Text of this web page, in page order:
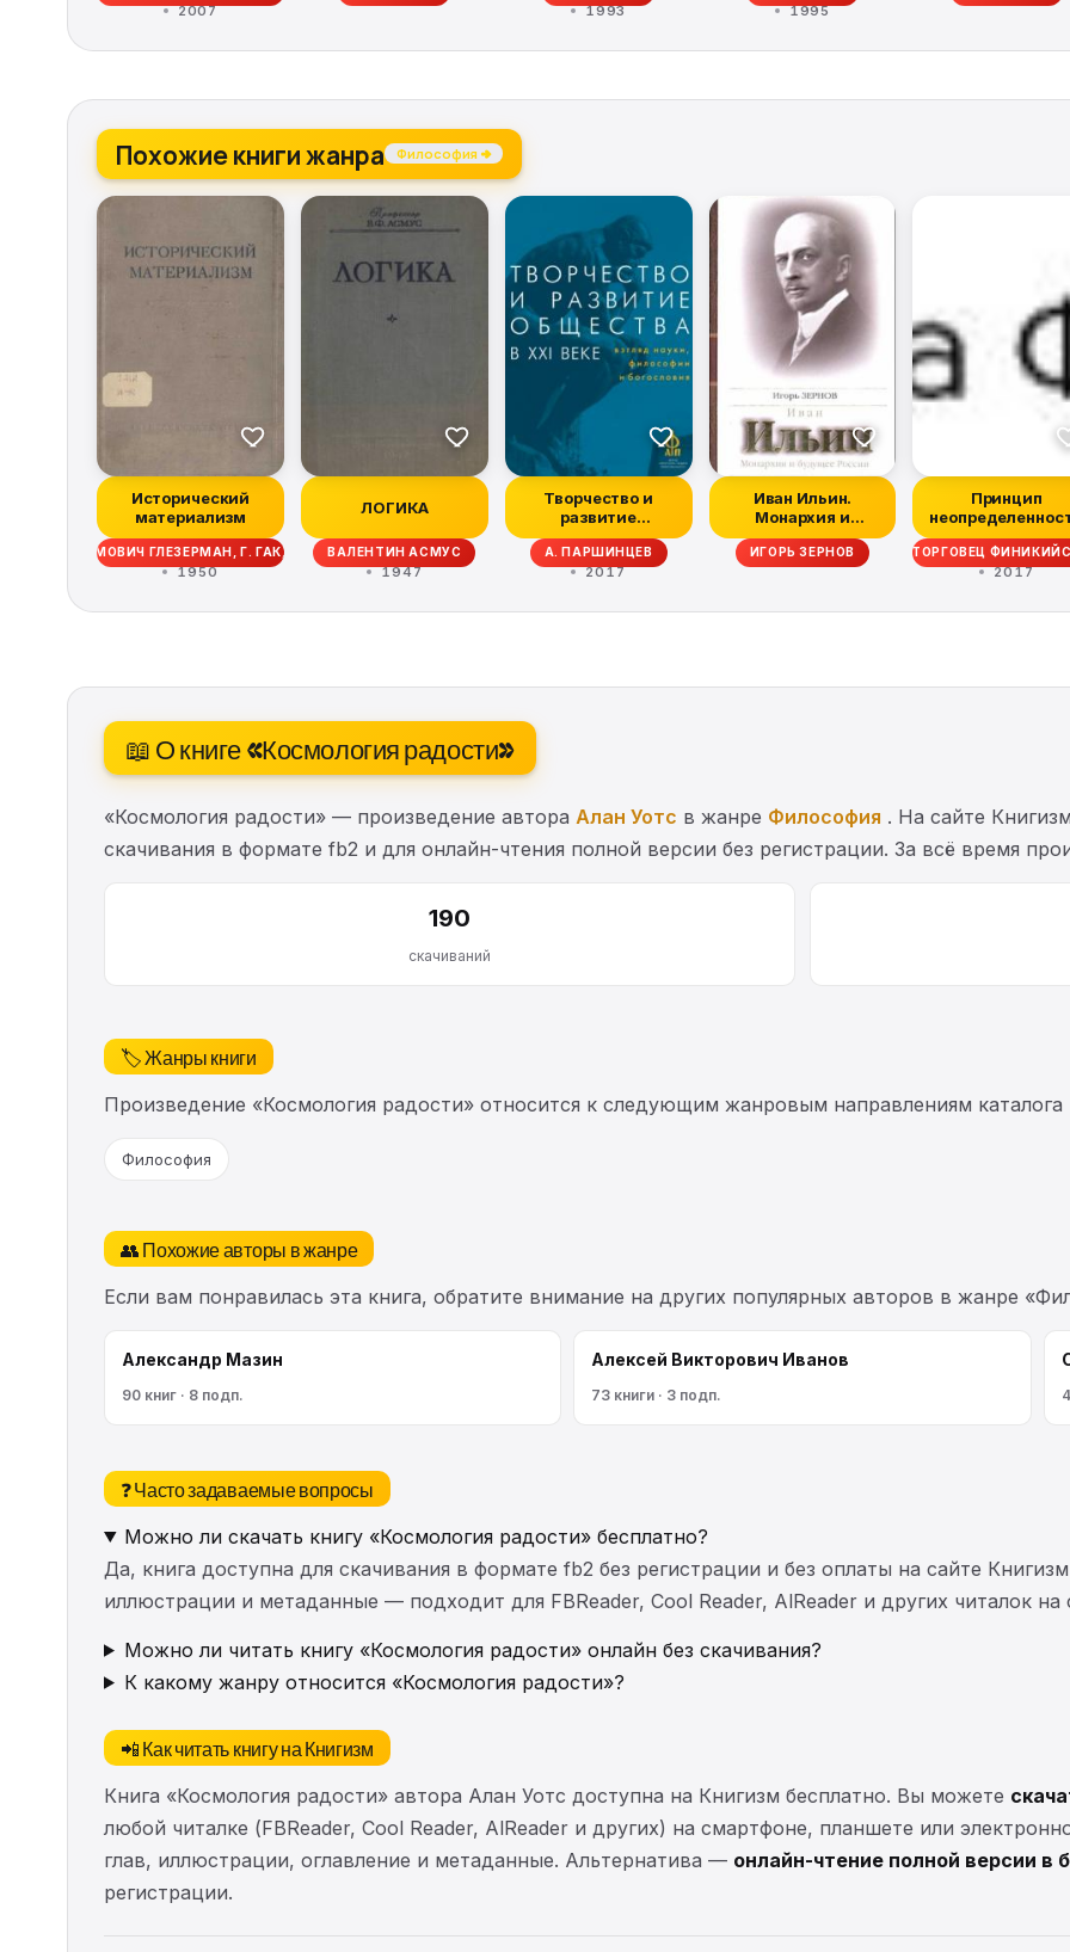
2007 1993 1995
Похожие книги жанра Философия →
Исторический
материализм
ЕРУХИМОВИЧ ГЛЕЗЕРМАН, Г. ГАК, МИХАИЛ ДАВЫДОВИЧ КАММАРИ, Ф. ХРУСТОВ, П. ЮДИН
1950
ЛОГИКА
ВАЛЕНТИН АСМУС
1947
Творчество и
развитие
общества в XXI
веке: взгляд...
А. ПАРШИНЦЕВ
2017
Иван Ильин.
Монархия и
будущее России
ИГОРЬ ЗЕРНОВ
Принцип
ТОРГОВЕЦ
2017
📖 О книге «Космология радости»
«Космология радости» — произведение автора Алан Уотс в жанре Философия . На сайте
скачивания в формате fb2 и для онлайн-чтения полной версии без регистрации. За всё время
190
скачиваний
🏷️ Жанры книги
Произведение «Космология радости» относится к следующим жанровым направлениям каталога
Философия
👥 Похожие авторы в жанре
Если вам понравилась эта книга, обратите внимание на других популярных авторов в жанре
Александр Мазин
90 книг · 8 подп.
Алексей Викторович Иванов
73 книги · 3 подп.
❓ Часто задаваемые вопросы
Можно ли скачать книгу «Космология радости» бесплатно?
Да, книга доступна для скачивания в формате fb2 без регистрации и без оплаты на сайте
иллюстрации и метаданные — подходит для FBReader, Cool Reader, AlReader и других читалок
Можно ли читать книгу «Космология радости» онлайн без скачивания?
К какому жанру относится «Космология радости»?
📲 Как читать книгу на Книгизм
Книга «Космология радости» автора Алан Уотс доступна на Книгизм бесплатно. Вы можете
любой читалке (FBReader, Cool Reader, AlReader и других) на смартфоне, планшете или
глав, иллюстрации, оглавление и метаданные. Альтернатива — онлайн-чтение полной версии в
регистрации.